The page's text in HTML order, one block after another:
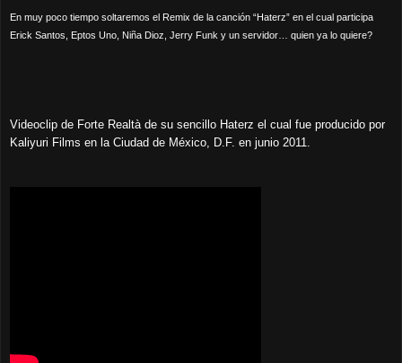
En muy poco tiempo soltaremos el Remix de la canción “Haterz” en el cual participa
Erick Santos, Eptos Uno, Niña Dioz, Jerry Funk y un servidor… quien ya lo quiere?
Videoclip de Forte Realtà de su sencillo Haterz el cual fue producido por
Kaliyuri Films en la Ciudad de México, D.F. en junio 2011.